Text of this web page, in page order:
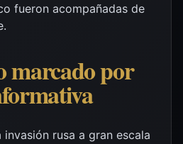
fueron acompañadas de
marcado por
rusa a gran escala